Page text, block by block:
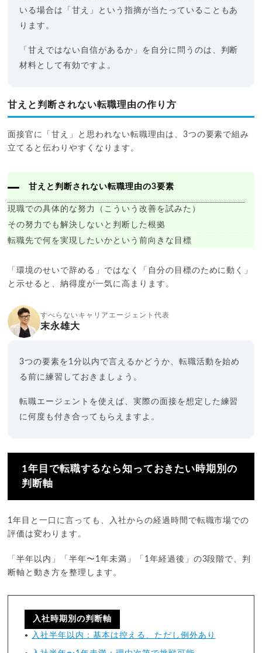
いる場合は「甘え」という指摘が当たっていることもあ
ります。
「甘えではない自信があるか」を自分に問うのは、判断
材料として有効ですよ。
甘えと判断されない転職理由の作り方
面接官に「甘え」と思われない転職理由は、3つの要素で組み
立てると伝わりやすくなります。
甘えと判断されない転職理由の3要素
現職での具体的な努力（こういう改善を試みた）
その努力でも解決しないと判断した根拠
転職先で何を実現したいかという前向きな目標
「環境のせいで辞める」ではなく「自分の目標のために動く」
と示せると、納得度が一気に高まります。
すべらないキャリアエージェント代表
末永雄大
3つの要素を1分以内で言えるかどうか、転職活動を始め
る前に練習しておきましょう。
転職エージェントを使えば、実際の面接を想定した練習
に何度も付き合ってもらえますよ。
1年目で転職するなら知っておきたい時期別の
判断軸
1年目と一口に言っても、入社からの経過時間で転職市場での
評価は変わります。
「半年以内」「半年〜1年未満」「1年経過後」の3段階で、判
断軸と動き方を整理します。
入社時期別の判断軸
入社半年以内：基本は控える、ただし例外あり